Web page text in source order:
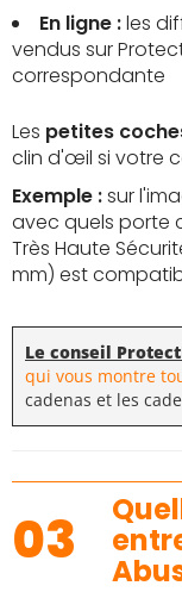
En ligne :les
vendus sur
correspondante
Les petites
clin d'œil si votre
Exemple :sur
avec quels porte
Très Haute
mm) est
Le conseil
qui vous montre
cadenas et les
03